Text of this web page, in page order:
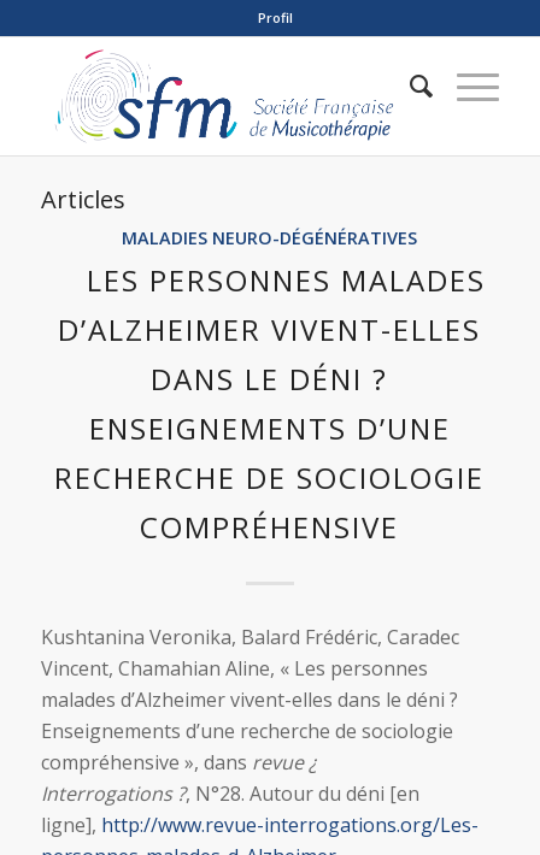
Profil
Articles
MALADIES NEURO-DÉGÉNÉRATIVES
LES PERSONNES MALADES
D’ALZHEIMER VIVENT-ELLES
DANS LE DÉNI ?
ENSEIGNEMENTS D’UNE
RECHERCHE DE SOCIOLOGIE
COMPRÉHENSIVE
Kushtanina Veronika, Balard Frédéric, Caradec
Vincent, Chamahian Aline, « Les personnes
malades d’Alzheimer vivent-elles dans le déni ?
Enseignements d’une recherche de sociologie
compréhensive », dans revue ¿
Interrogations ?, N°28. Autour du déni [en
ligne], http://www.revue-interrogations.org/Les-